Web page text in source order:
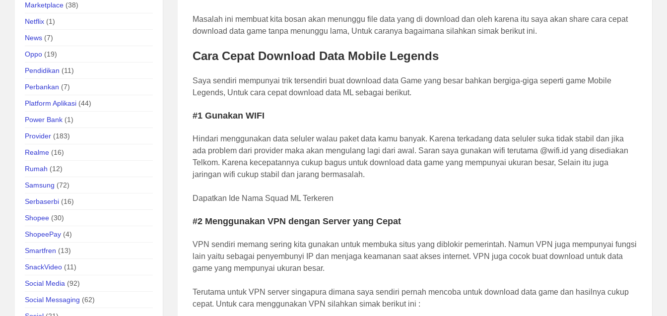
Masalah ini membuat kita bosan akan menunggu file data yang di download dan oleh karena itu saya akan share cara cepat
download data game tanpa menunggu lama, Untuk caranya bagaimana silahkan simak berikut ini.
Cara Cepat Download Data Mobile Legends
Saya sendiri mempunyai trik tersendiri buat download data Game yang besar bahkan bergiga-giga seperti game Mobile
Legends, Untuk cara cepat download data ML sebagai berikut.
#1 Gunakan WIFI
Hindari menggunakan data seluler walau paket data kamu banyak. Karena terkadang data seluler suka tidak stabil dan jika
ada problem dari provider maka akan mengulang lagi dari awal. Saran saya gunakan wifi terutama @wifi.id yang disediakan
Telkom. Karena kecepatannya cukup bagus untuk download data game yang mempunyai ukuran besar, Selain itu juga
jaringan wifi cukup stabil dan jarang bermasalah.
Dapatkan Ide Nama Squad ML Terkeren
#2 Menggunakan VPN dengan Server yang Cepat
VPN sendiri memang sering kita gunakan untuk membuka situs yang diblokir pemerintah. Namun VPN juga mempunyai fungsi
lain yaitu sebagai penyembunyi IP dan menjaga keamanan saat akses internet. VPN juga cocok buat download untuk data
game yang mempunyai ukuran besar.
Terutama untuk VPN server singapura dimana saya sendiri pernah mencoba untuk download data game dan hasilnya cukup
cepat. Untuk cara menggunakan VPN silahkan simak berikut ini :
Marketplace (38)
Netflix (1)
News (7)
Oppo (19)
Pendidikan (11)
Perbankan (7)
Platform Aplikasi (44)
Power Bank (1)
Provider (183)
Realme (16)
Rumah (12)
Samsung (72)
Serbaserbi (16)
Shopee (30)
ShopeePay (4)
Smartfren (13)
SnackVideo (11)
Social Media (92)
Social Messaging (62)